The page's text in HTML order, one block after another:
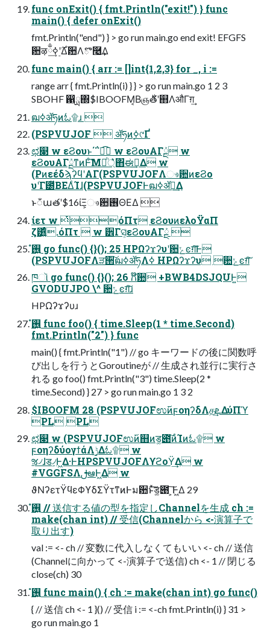
func onExit() { fmt.Println("exit!") } func
main() { defer onExit()
fmt.Println("end") } > go run main.go end exit! EFGFS
ؔ਺ऴྃ࣌ʹ࣮ߦ͢Δؔ਺Λొ࿥͢Δ
func main() { arr := []int{1,2,3} for _, i :=
range arr { fmt.Println(i) } } > go run main.go 1 2 3
SBOHF ഑ྻ΍$IBOOFM͔Βஞ࣍తʹ஋ΛऔΓग़͢
ฒߦॲཧͷಓ۩ɹ 
(PSPVUJOF  ॲཧͷ࣮ߦ୯Ґ
ಛ௃ w εϨουͱ΄΅ಉ͡ w εϨουΑΓܰྔ w
εϨουΑΓܰྔͳͷͰͨ͘͞Μ্ཱͪ͛ͯ΋ಈ࡞͢Δ w
(PͷεέδϡʔϥʹΑΓ(PSPVUJOFΛෳ਺ͷεϨο
υʹׂΓ౰ͯΒΕΔͨΊɺ(PSPVUJOFͰฒߦॲཧ͢Δ
ͱಁաతʹ$16ίΞ͕ෳ਺࢖ΘΕΔ 
ίετ w ͭόΠτ εϨουͷελοΫαΠ
ζ͸͍͍ͩͨ.όΠτ  w ੾Γସ͕͑εϨουΑΓܰྔ 
࢖͍ํ go func() {}(); 25 HPΩʔϫʔυʹؔ਺ݺͼग़͠Ͱ
(PSPVUJOFΛੜ੒͠ฒߦॲཧΛߦ͏ HPΩʔϫʔυ ؔ਺ݺͼग़͠
ཁૉ go func() {}(); 26 ಗ໊ؔ਺ +BWB4DSJQUͰ͍͏
GVODUJPO \^ ؔ਺ݺͼग़͠ɹ
HPΩʔϫʔυɹ
࢖͍ํ func foo() { time.Sleep(1 * time.Second)
fmt.Println("2") } func
main() { fmt.Println("1") // go キーワードの後に関数呼
び出しを行うとGoroutineが // 生成され並行に実行さ
れる go foo() fmt.Println("3") time.Sleep(2 *
time.Second) } 27 > go run main.go 1 3 2
$IBOOFM 28 (PSPVUJOFಉ࢜ͷϝοηʔδΛதܧ͢ΔύΠϓ
PL PL
ಛ௃ w (PSPVUJOFಉ࢜ͷ஋ͷड͚౉͠ͷͨΊͷಓ۩ w
ϝοηʔδύογϯάΛ࣮ݱ͢Δಓ۩ w
ૹ৴ɺड৴͕Ͱ͖Δ·ͰHPSPVUJOFΛϒϩοΫ͢Δ w
#VGGFSΛࢦఆͰ͖Δ w
ϑΝʔετΫϥεΦϒδΣΫτͳͷͰม਺ͱͯ͠ड͚౉ ͕͠Ͱ͖Δ 29
࢖͍ํ // 送信する値の型を指定しChannelを生成 ch :=
make(chan int) // 受信(Channelから <-演算子で
取り出す)
val := <- ch // 変数に代入しなくてもいい <- ch // 送信
(Channelに向かって <-演算子で送信) ch <- 1 // 閉じる
close(ch) 30
࢖͍ํ func main() { ch := make(chan int) go func()
{ // 送信 ch <- 1 }() // 受信 i := <-ch fmt.Println(i) } 31 >
go run main.go 1